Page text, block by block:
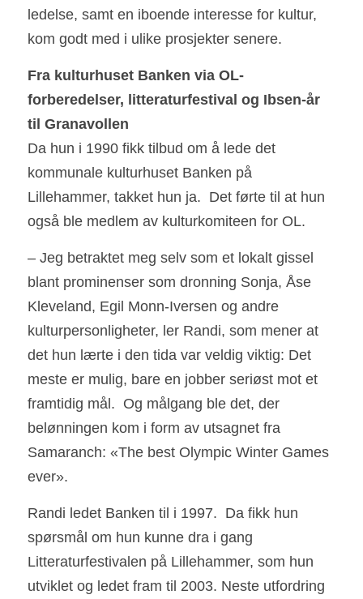
ledelse, samt en iboende interesse for kultur,
kom godt med i ulike prosjekter senere.
Fra kulturhuset Banken via OL-
forberedelser, litteraturfestival og Ibsen-år
Da hun i 1990 fikk tilbud om å lede det
kommunale kulturhuset Banken på
Lillehammer, takket hun ja.  Det førte til at hun
også ble medlem av kulturkomiteen for OL.
– Jeg betraktet meg selv som et lokalt gissel
blant prominenser som dronning Sonja, Åse
Kleveland, Egil Monn-Iversen og andre
kulturpersonligheter, ler Randi, som mener at
det hun lærte i den tida var veldig viktig: Det
meste er mulig, bare en jobber seriøst mot et
framtidig mål.  Og målgang ble det, der
belønningen kom i form av utsagnet fra
Samaranch: «The best Olympic Winter Games
ever».
Randi ledet Banken til i 1997.  Da fikk hun
spørsmål om hun kunne dra i gang
Litteraturfestivalen på Lillehammer, som hun
utviklet og ledet fram til 2003. Neste utfordring